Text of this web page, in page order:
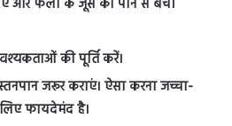
और फलों के जूस को पीने से बचें।
की पूर्ति करें।
जरूर कराएं। ऐसा करना जच्चा-
फायदेमंद है।